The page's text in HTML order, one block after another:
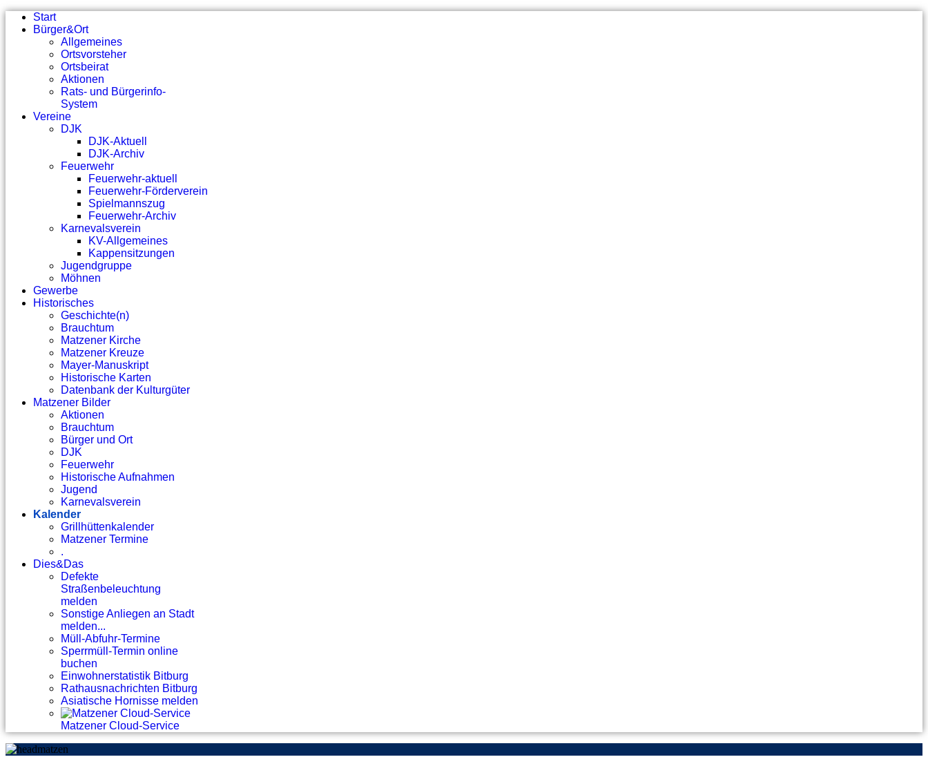
Start
Bürger&Ort
Allgemeines
Ortsvorsteher
Ortsbeirat
Aktionen
Rats- und Bürgerinfo-
System
Vereine
DJK
DJK-Aktuell
DJK-Archiv
Feuerwehr
Feuerwehr-aktuell
Feuerwehr-Förderverein
Spielmannszug
Feuerwehr-Archiv
Karnevalsverein
KV-Allgemeines
Kappensitzungen
Jugendgruppe
Möhnen
Gewerbe
Historisches
Geschichte(n)
Brauchtum
Matzener Kirche
Matzener Kreuze
Mayer-Manuskript
Historische Karten
Datenbank der Kulturgüter
Matzener Bilder
Aktionen
Brauchtum
Bürger und Ort
DJK
Feuerwehr
Historische Aufnahmen
Jugend
Karnevalsverein
Kalender
Grillhüttenkalender
Matzener Termine
.
Dies&Das
Defekte
Straßenbeleuchtung
melden
Sonstige Anliegen an Stadt
melden...
Müll-Abfuhr-Termine
Sperrmüll-Termin online
buchen
Einwohnerstatistik Bitburg
Rathausnachrichten Bitburg
Asiatische Hornisse melden
Matzener Cloud-Service